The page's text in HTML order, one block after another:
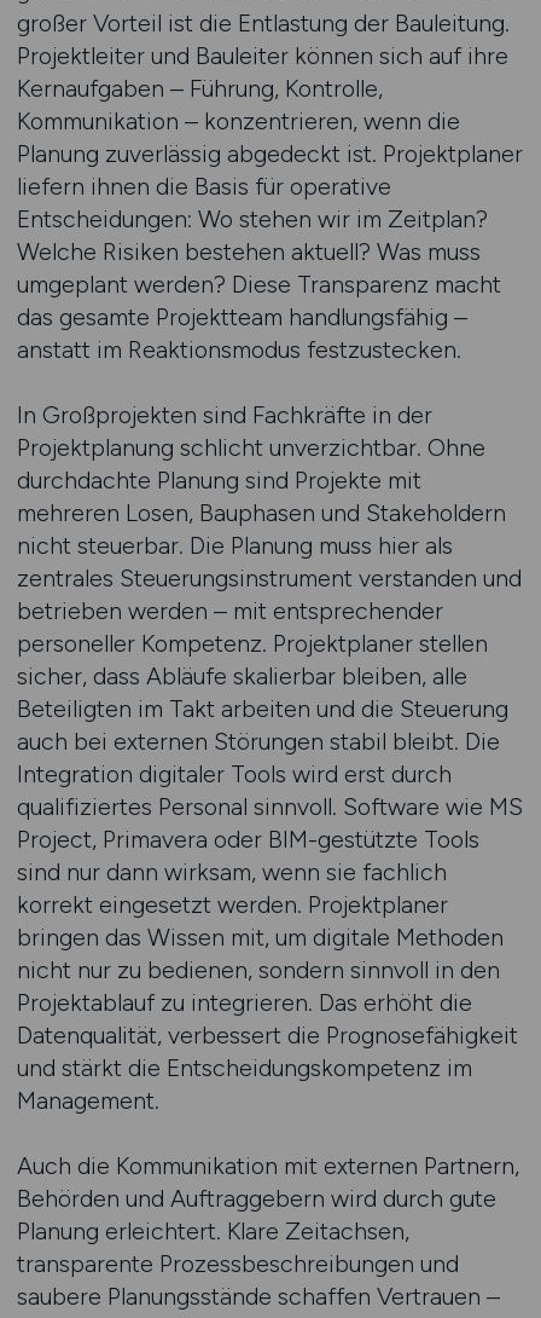
großer Vorteil ist die Entlastung der Bauleitung.
Projektleiter und Bauleiter können sich auf ihre
Kernaufgaben – Führung, Kontrolle,
Kommunikation – konzentrieren, wenn die
Planung zuverlässig abgedeckt ist. Projektplaner
liefern ihnen die Basis für operative
Entscheidungen: Wo stehen wir im Zeitplan?
Welche Risiken bestehen aktuell? Was muss
umgeplant werden? Diese Transparenz macht
das gesamte Projektteam handlungsfähig –
anstatt im Reaktionsmodus festzustecken.
In Großprojekten sind Fachkräfte in der
Projektplanung schlicht unverzichtbar. Ohne
durchdachte Planung sind Projekte mit
mehreren Losen, Bauphasen und Stakeholdern
nicht steuerbar. Die Planung muss hier als
zentrales Steuerungsinstrument verstanden und
betrieben werden – mit entsprechender
personeller Kompetenz. Projektplaner stellen
sicher, dass Abläufe skalierbar bleiben, alle
Beteiligten im Takt arbeiten und die Steuerung
auch bei externen Störungen stabil bleibt. Die
Integration digitaler Tools wird erst durch
qualifiziertes Personal sinnvoll. Software wie MS
Project, Primavera oder BIM-gestützte Tools
sind nur dann wirksam, wenn sie fachlich
korrekt eingesetzt werden. Projektplaner
bringen das Wissen mit, um digitale Methoden
nicht nur zu bedienen, sondern sinnvoll in den
Projektablauf zu integrieren. Das erhöht die
Datenqualität, verbessert die Prognosefähigkeit
und stärkt die Entscheidungskompetenz im
Management.
Auch die Kommunikation mit externen Partnern,
Behörden und Auftraggebern wird durch gute
Planung erleichtert. Klare Zeitachsen,
transparente Prozessbeschreibungen und
saubere Planungsstände schaffen Vertrauen –